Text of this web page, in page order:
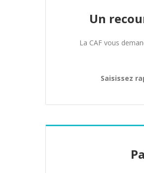
Un
La CAF vous
Saisissez